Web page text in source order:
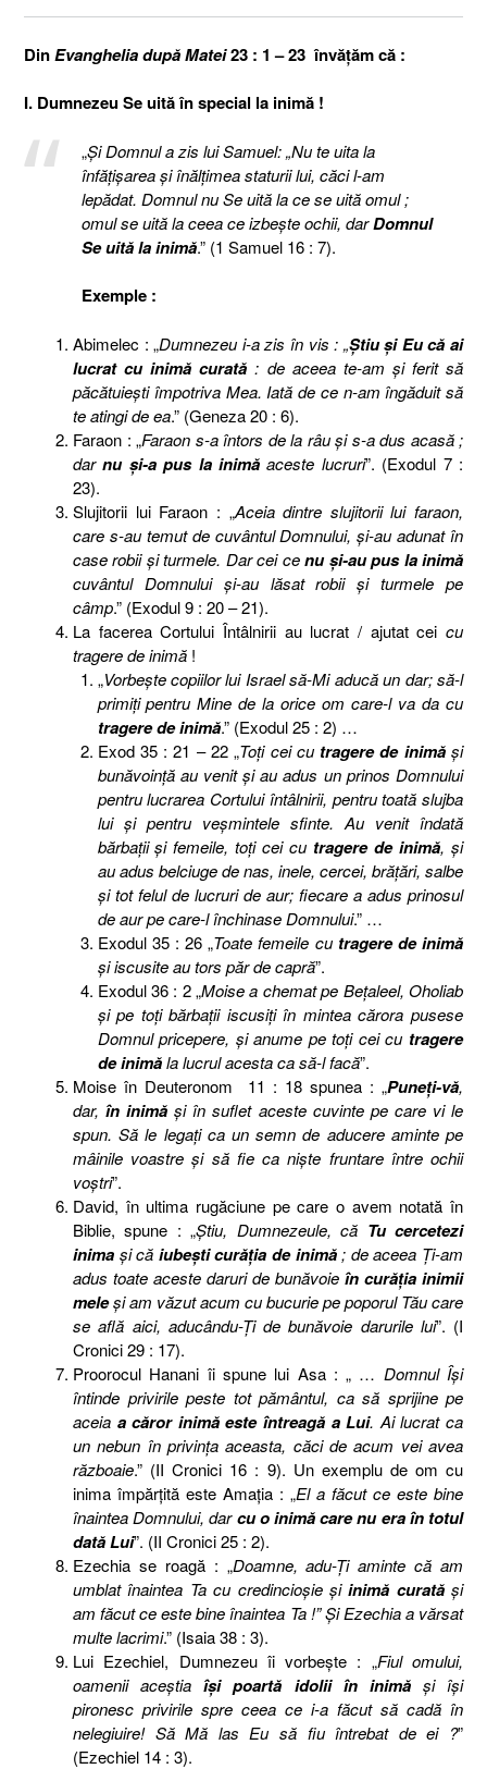
DinEvanghelia după Matei23 : 1 – 23 învăţăm că :
I. Dumnezeu Se uită în special la inimă !
„Şi Domnul a zis lui Samuel: „Nu te uita la
înfăţişarea şi înălţimea staturii lui, căci l-am
lepădat. Domnul nu Se uită la ce se uită omul ;
omul se uită la ceea ce izbeşte ochii, darDomnul
Se uită la inimă.” (1 Samuel 16 : 7).
Exemple :
Abimelec : „Dumnezeu i-a zis în vis : „Ştiu şi Eu că ai
lucrat cu inimă curată: de aceea te-am şi ferit să
păcătuieşti împotriva Mea. Iată de ce n-am îngăduit să
te atingi de ea.” (Geneza 20 : 6).
Faraon : „Faraon s-a întors de la râu şi s-a dus acasă ;
darnu şi-a pus la inimă aceste lucruri”. (Exodul 7 :
23).
Slujitorii lui Faraon : „Aceia dintre slujitorii lui faraon,
care s-au temut de cuvântul Domnului, şi-au adunat în
case robii şi turmele. Dar cei cenu şi-au pus la inimă
cuvântul Domnului şi-au lăsat robii şi turmele pe
câmp.” (Exodul 9 : 20 – 21).
La facerea Cortului Întâlnirii au lucrat / ajutat cei cu
tragere de inimă !
„Vorbeşte copiilor lui Israel să-Mi aducă un dar; să-l
primiţi pentru Mine de la orice om care-l va da cu
tragere de inimă.” (Exodul 25 : 2) …
Exod 35 : 21 – 22 „Toţi cei cu tragere de inimăşi
bunăvoinţă au venit şi au adus un prinos Domnului
pentru lucrarea Cortului întâlnirii, pentru toată slujba
lui şi pentru veşmintele sfinte. Au venit îndată
bărbaţii şi femeile, toţi cei cu tragere de inimă, şi
au adus belciuge de nas, inele, cercei, brăţări, salbe
şi tot felul de lucruri de aur; fiecare a adus prinosul
de aur pe care-l închinase Domnului.” …
Exodul 35 : 26 „Toate femeile cu tragere de inimă
şi iscusite au tors păr de capră”.
Exodul 36 : 2 „Moise a chemat pe Beţaleel, Oholiab
şi pe toţi bărbaţii iscusiţi în mintea cărora pusese
Domnul pricepere, şi anume pe toţi cei cu tragere
de inimăla lucrul acesta ca să-l facă”.
Moise în Deuteronom 11 : 18 spunea : „Puneţi-vă,
dar,în inimă şi în suflet aceste cuvinte pe care vi le
spun. Să le legaţi ca un semn de aducere aminte pe
mâinile voastre şi să fie ca nişte fruntare între ochii
voştri”.
David, în ultima rugăciune pe care o avem notată în
Biblie, spune : „Ştiu, Dumnezeule, că Tu cercetezi
inima şi că iubeşti curăţia de inimă; de aceea Ţi-am
adus toate aceste daruri de bunăvoie în curăţia inimii
meleşi am văzut acum cu bucurie pe poporul Tău care
se află aici, aducându-Ţi de bunăvoie darurile lui”. (I
Cronici 29 : 17).
Proorocul Hanani îi spune lui Asa : „ … Domnul Îşi
întinde privirile peste tot pământul, ca să sprijine pe
aceia a căror inimă este întreagă a Lui. Ai lucrat ca
un nebun în privinţa aceasta, căci de acum vei avea
războaie.” (II Cronici 16 : 9). Un exemplu de om cu
inima împărţită este Amaţia : „El a făcut ce este bine
înaintea Domnului, darcu o inimă care nu era în totul
dată Lui”. (II Cronici 25 : 2).
Ezechia se roagă : „Doamne, adu-Ţi aminte că am
umblat înaintea Ta cu credincioşie şiinimă curatăşi
am făcut ce este bine înaintea Ta !” Şi Ezechia a vărsat
multe lacrimi.” (Isaia 38 : 3).
Lui Ezechiel, Dumnezeu îi vorbeşte : „Fiul omului,
oamenii aceştiaîşi poartă idolii în inimăşi îşi
pironesc privirile spre ceea ce i-a făcut să cadă în
nelegiuire! Să Mă las Eu să fiu întrebat de ei ?”
(Ezechiel 14 : 3).